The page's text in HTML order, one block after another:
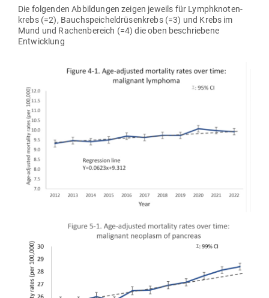
Die fol­genden Abbil­dungen zeigen jeweils für Lymph­kno­ten­
krebs (=2), Bauch­spei­chel­drü­sen­krebs (=3) und Krebs im
Mund und Rachen­be­reich (=4) die oben beschriebene
Entwicklung